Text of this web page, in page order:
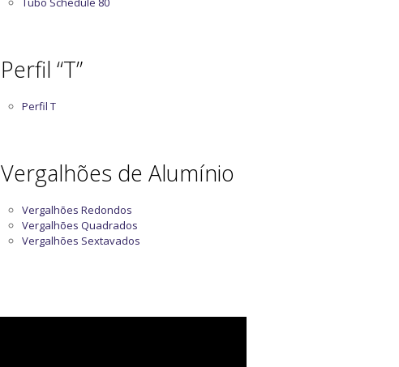
Perfil “T”
Perfil T
Vergalhões de Alumínio
Vergalhões Redondos
Vergalhões Quadrados
Vergalhões Sextavados